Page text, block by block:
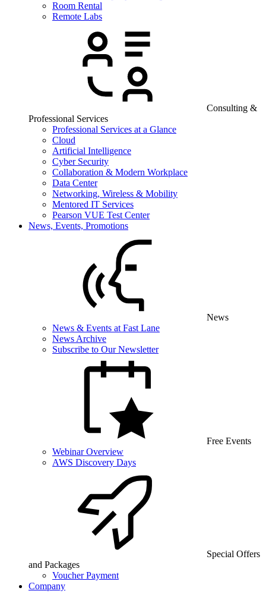
Room Rental
Remote Labs
Consulting &
Professional Services
Professional Services at a Glance
Cloud
Artificial Intelligence
Cyber Security
Collaboration & Modern Workplace
Data Center
Networking, Wireless & Mobility
Mentored IT Services
Pearson VUE Test Center
News, Events, Promotions
News
News & Events at Fast Lane
News Archive
Subscribe to Our Newsletter
Free Events
Webinar Overview
AWS Discovery Days
Special Offers
and Packages
Voucher Payment
Company